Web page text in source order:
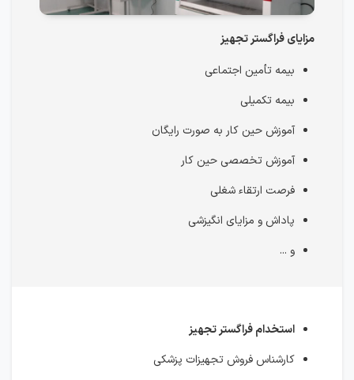
مزایای فراگستر تجهیز
بیمه تأمین اجتماعی
بیمه تکمیلی
آموزش حین کار به صورت رایگان
آموزش تخصصی حین کار
فرصت ارتقاء شغلی
پاداش و مزایای انگیزشی
و ...
استخدام فراگستر تجهیز
کارشناس فروش تجهیزات پزشکی